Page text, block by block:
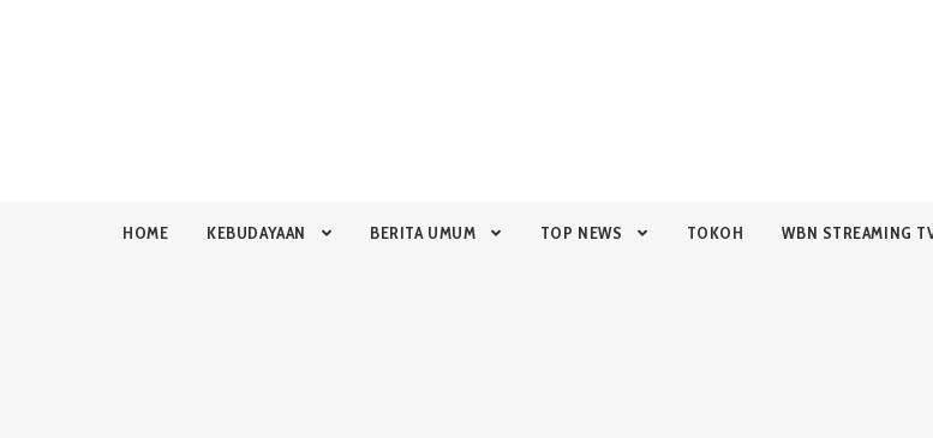
HOME KEBUDAYAAN BERITA UMUM TOP NEWS TOKOH WBN STREAMING